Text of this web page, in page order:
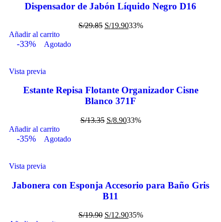
Dispensador de Jabón Líquido Negro D16
S/29.85 S/19.9033%
Añadir al carrito
-33% Agotado
Vista previa
Estante Repisa Flotante Organizador Cisne
Blanco 371F
S/13.35 S/8.9033%
Añadir al carrito
-35% Agotado
Vista previa
Jabonera con Esponja Accesorio para Baño Gris
B11
S/19.90 S/12.9035%